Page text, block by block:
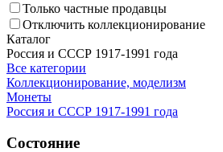
Только частные продавцы
Отключить коллекционирование
Каталог
Россия и СССР 1917-1991 года
Все категории
Коллекционирование, моделизм
Монеты
Россия и СССР 1917-1991 года
Состояние